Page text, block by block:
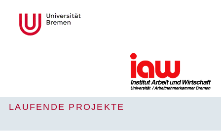
LAUFENDE PROJEKTE